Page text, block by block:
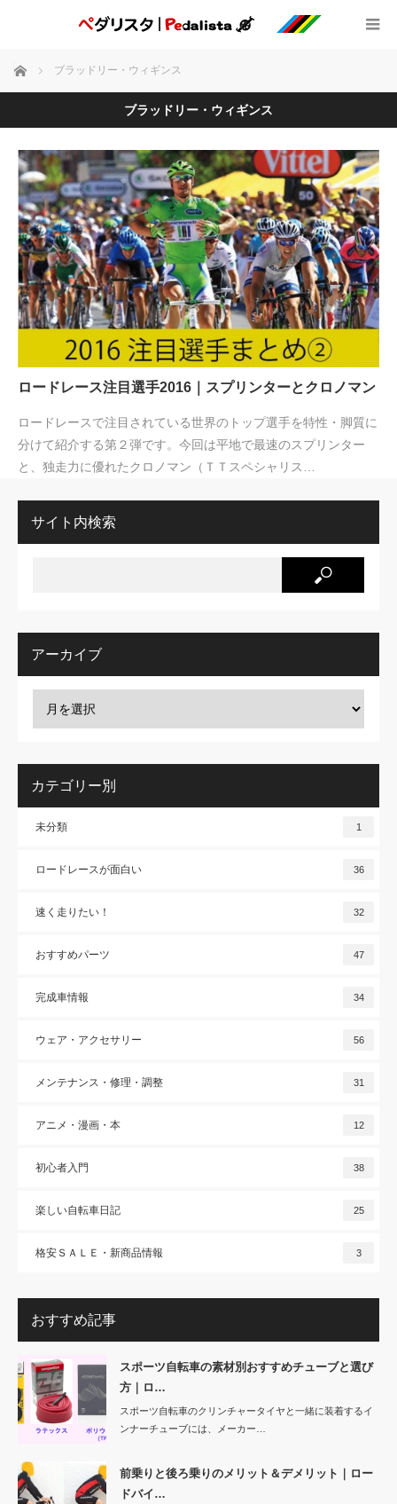
ホーム ブラッドリー・ウィギンス
ブラッドリー・ウィギンス
ロードレース注目選手2016｜スプリンターとクロノマン
ロードレースで注目されている世界のトップ選手を特性・脚質に
分けて紹介する第２弾です。今回は平地で最速のスプリンター
と、独走力に優れたクロノマン（ＴＴスペシャリス…
サイト内検索
アーカイブ
カテゴリー別
未分類 1
ロードレースが面白い 36
速く走りたい！ 32
おすすめパーツ 47
完成車情報 34
ウェア・アクセサリー 56
メンテナンス・修理・調整 31
アニメ・漫画・本 12
初心者入門 38
楽しい自転車日記 25
格安ＳＡＬＥ・新商品情報 3
おすすめ記事
スポーツ自転車の素材別おすすめチューブと選び
方｜ロ…
スポーツ自転車のクリンチャータイヤと一緒に装着するイ
ンナーチューブには、メーカー…
前乗りと後ろ乗りのメリット＆デメリット｜ロー
ドバイ…